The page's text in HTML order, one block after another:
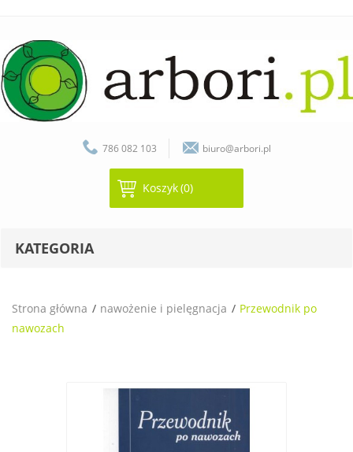
786 082 103 biuro@arbori.pl
Koszyk(0)
KATEGORIA
Strona główna nawożenie i pielęgnacja
Przewodnik po
nawozach